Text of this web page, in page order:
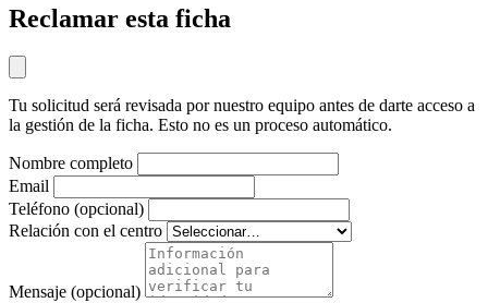
Reclamar esta ficha
Tu solicitud será revisada por nuestro equipo antes de darte acceso a
la gestión de la ficha. Esto no es un proceso automático.
Nombre completo
Email
Teléfono (opcional)
Relación con el centro
Mensaje (opcional)